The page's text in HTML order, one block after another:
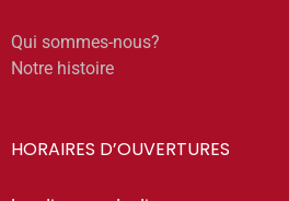
Qui sommes-nous?
Notre histoire
HORAIRES D’OUVERTURES